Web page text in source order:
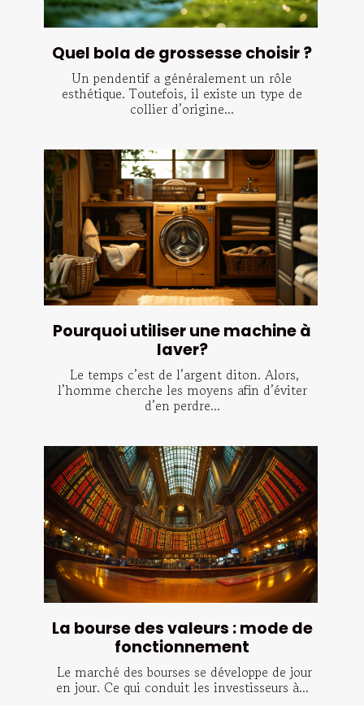
Quel bola de grossesse choisir ?
Un pendentif a généralement un rôle
esthétique. Toutefois, il existe un type de
collier d’origine...
Pourquoi utiliser une machine à
laver?
Le temps c’est de l’argent diton. Alors,
l’homme cherche les moyens afin d’éviter
d’en perdre...
La bourse des valeurs : mode de
fonctionnement
Le marché des bourses se développe de jour
en jour. Ce qui conduit les investisseurs à...